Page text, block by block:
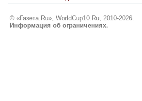
© «Газета.Ru», WorldCup10.Ru, 2010-2026.
Информация об ограничениях.